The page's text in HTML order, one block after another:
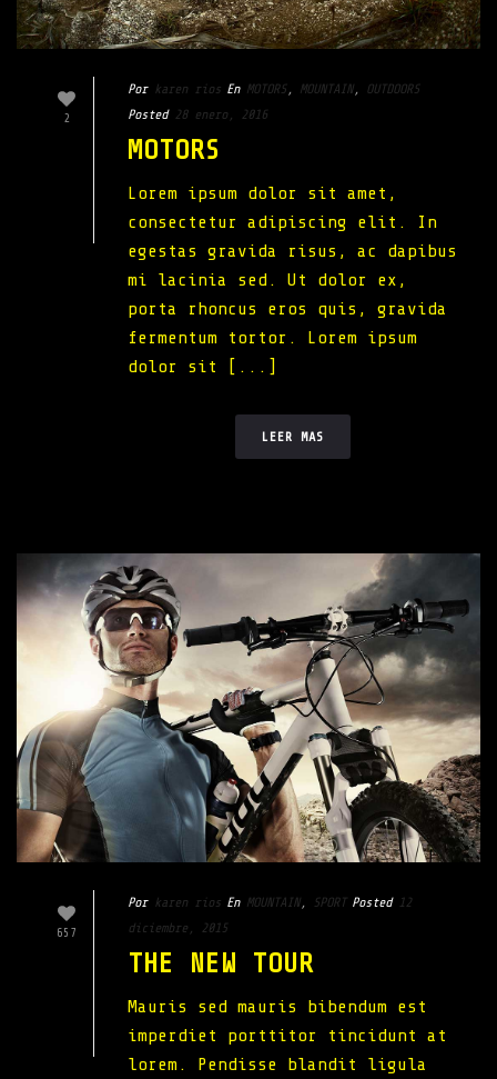
2
Por karen rios En MOTORS , MOUNTAIN, OUTDOORS
Posted 28 enero, 2016
MOTORS
Lorem ipsum dolor sit amet,
consectetur adipiscing elit. In
egestas gravida risus, ac dapibus
mi lacinia sed. Ut dolor ex,
porta rhoncus eros quis, gravida
fermentum tortor. Lorem ipsum
dolor sit [...]
LEER MAS
657
Por karen rios En MOUNTAIN, SPORT Posted 12
diciembre, 2015
THE NEW TOUR
Mauris sed mauris bibendum est
imperdiet porttitor tincidunt at
lorem. Pendisse blandit ligula